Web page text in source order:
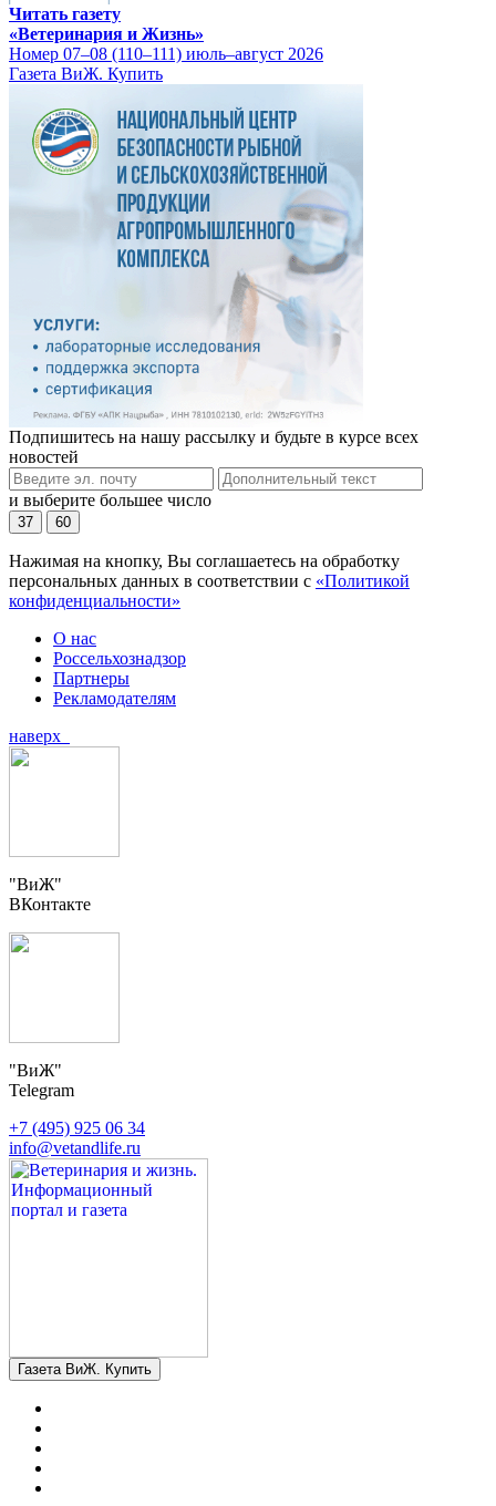
Читать газету
«Ветеринария и Жизнь»
Номер 07–08 (110–111) июль–август 2026
Газета ВиЖ. Купить
Подпишитесь на нашу рассылку и будьте в курсе всех
новостей
и выберите большее число
37 60
Нажимая на кнопку, Вы соглашаетесь на обработку
персональных данных в соответствии с «Политикой
конфиденциальности»
О нас
Россельхознадзор
Партнеры
Рекламодателям
наверх
"ВиЖ"
ВКонтакте
"ВиЖ"
Telegram
+7 (495) 925 06 34
info@vetandlife.ru
Газета ВиЖ. Купить